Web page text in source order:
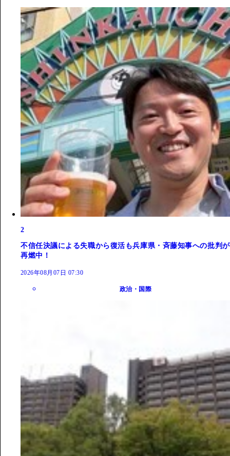
2
不信任決議による失職から復活も兵庫県・斉藤知事への批判が
再燃中！
2026年08月07日 07:30
政治・国際